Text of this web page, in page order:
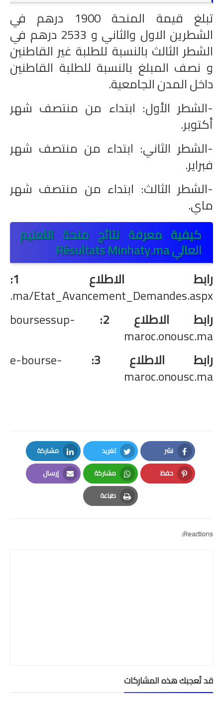
تبلغ قيمة المنحة 1900 درهم في
الشطرين الاول والثاني و 2533 درهم في
الشطر الثالث بالنسبة للطلبة غير القاطنين
و نصف المبلغ بالنسبة للطلبة القاطنين
داخل المدن الجامعية.
-الشطر الأول: ابتداء من منتصف شهر
أكتوبر.
-الشطر الثاني: ابتداء من منتصف شهر
فبراير.
-الشطر الثالث: ابتداء من منتصف شهر
ماي.
كيفية معرفة نتائج منحة التعليم
العالي Résultats Minhaty.ma
رابط الاطلاع 1:
Etat_Avancement_Demandes.aspx
رابط الاطلاع 2:
boursessup-
maroc.onousc.ma
رابط الاطلاع 3:
e-bourse-
maroc.onousc.ma
نشر
Facebook
تغريد
Twitter
مشاركة
LinkedIn
حفظ
Pinterest
مشاركة
Whatsapp
إرسال
Email
طباعة
Print
Reactions:
قد تُعجبك هذه المشاركات